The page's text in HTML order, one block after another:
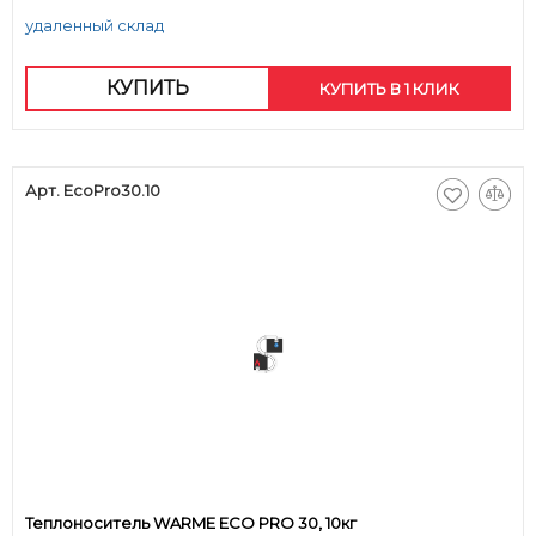
удаленный склад
КУПИТЬ КУПИТЬ В 1 КЛИК
Арт. EcoPro30.10
Теплоноситель WARME ECO PRO 30, 10кг